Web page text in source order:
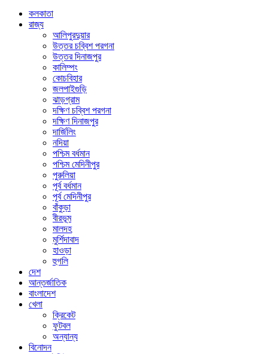
কলকাতা
রাজ্য
আলিপুরদুয়ার
উত্তর চব্বিশ পরগনা
উত্তর দিনাজপুর
কালিম্পং
কোচবিহার
জলপাইগুড়ি
ঝাড়গ্রাম
দক্ষিণ চব্বিশ পরগনা
দক্ষিণ দিনাজপুর
দার্জিলিং
নদিয়া
পশ্চিম বর্ধমান
পশ্চিম মেদিনীপুর
পুরুলিয়া
পূর্ব বর্ধমান
পূর্ব মেদিনীপুর
বাঁকুড়া
বীরভূম
মালদহ
মুর্শিদাবাদ
হাওড়া
হুগলি
দেশ
আন্তর্জাতিক
বাংলাদেশ
খেলা
ক্রিকেট
ফুটবল
অন্যান্য
বিনোদন